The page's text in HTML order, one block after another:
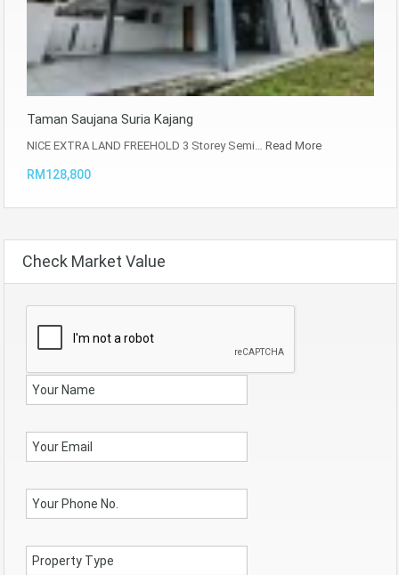
Taman Saujana Suria Kajang
NICE EXTRA LAND FREEHOLD 3 Storey Semi… Read More
RM128,800
Check Market Value